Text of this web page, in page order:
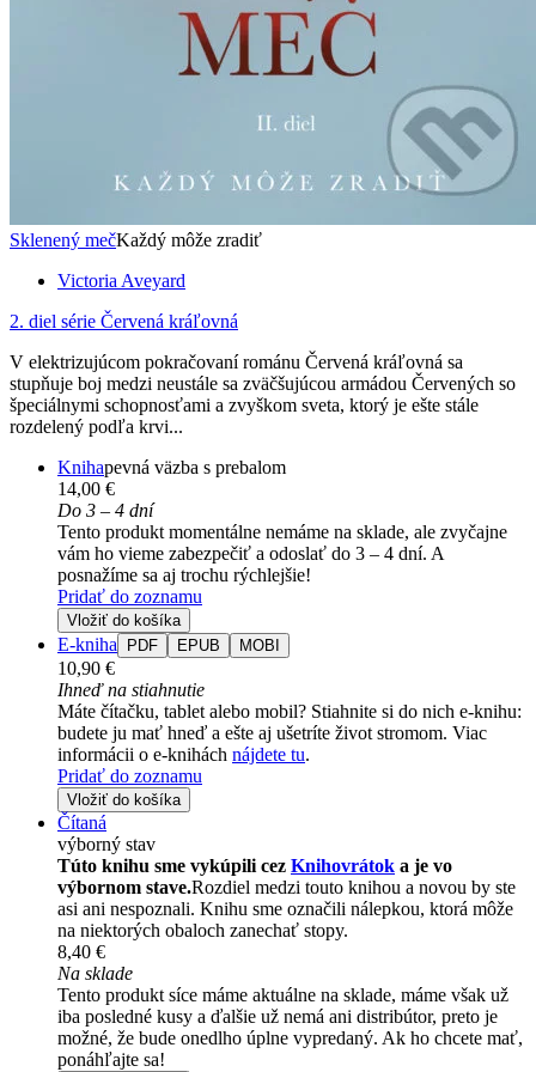
Sklenený mečKaždý môže zradiť
Victoria Aveyard
2. diel série Červená kráľovná
V elektrizujúcom pokračovaní románu Červená kráľovná sa
stupňuje boj medzi neustále sa zväčšujúcou armádou Červených so
špeciálnymi schopnosťami a zvyškom sveta, ktorý je ešte stále
rozdelený podľa krvi...
Knihapevná väzba s prebalom
14,00 €
Do 3 – 4 dní
Tento produkt momentálne nemáme na sklade, ale zvyčajne
vám ho vieme zabezpečiť a odoslať do 3 – 4 dní. A
posnažíme sa aj trochu rýchlejšie!
Pridať do zoznamu
Vložiť do košíka
E-kniha PDF EPUB MOBI
10,90 €
Ihneď na stiahnutie
Máte čítačku, tablet alebo mobil? Stiahnite si do nich e-knihu:
budete ju mať hneď a ešte aj ušetríte život stromom. Viac
informácii o e-knihách nájdete tu.
Pridať do zoznamu
Vložiť do košíka
Čítaná
výborný stav
Túto knihu sme vykúpili cez Knihovrátok a je vo
výbornom stave.Rozdiel medzi touto knihou a novou by ste
asi ani nespoznali. Knihu sme označili nálepkou, ktorá môže
na niektorých obaloch zanechať stopy.
8,40 €
Na sklade
Tento produkt síce máme aktuálne na sklade, máme však už
iba posledné kusy a ďalšie už nemá ani distribútor, preto je
možné, že bude onedlho úplne vypredaný. Ak ho chcete mať,
ponáhľajte sa!